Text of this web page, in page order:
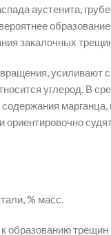
аустенита,
закалочных
усиливают
углерод. В
ориентировочно
% масс.
трещин